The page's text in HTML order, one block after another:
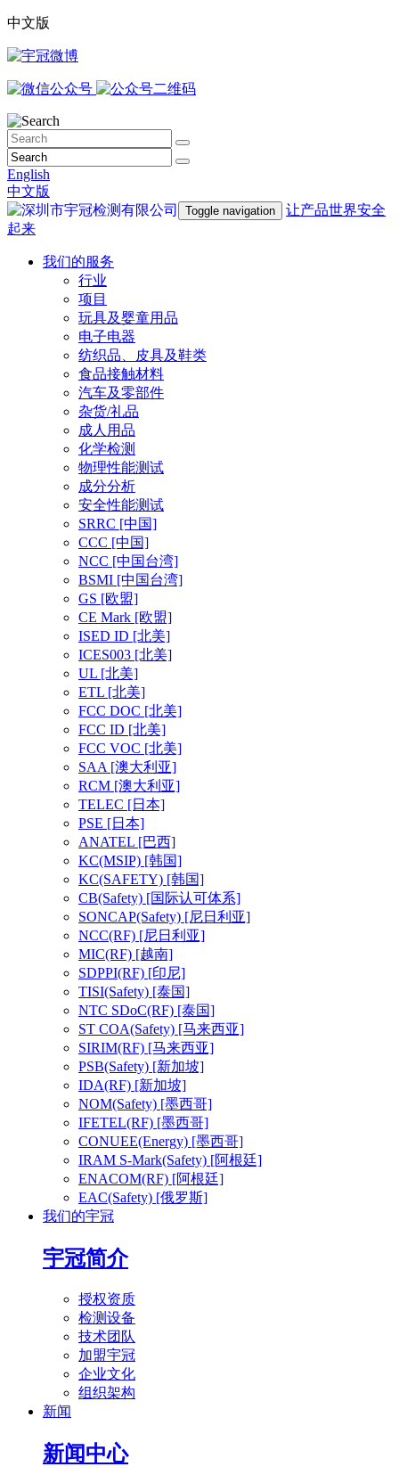
中文版
English
中文版
Toggle navigation
让产品世界安全
起来
我们的服务
行业
项目
玩具及婴童用品
电子电器
纺织品、皮具及鞋类
食品接触材料
汽车及零部件
杂货/礼品
成人用品
化学检测
物理性能测试
成分分析
安全性能测试
SRRC [中国]
CCC [中国]
NCC [中国台湾]
BSMI [中国台湾]
GS [欧盟]
CE Mark [欧盟]
ISED ID [北美]
ICES003 [北美]
UL [北美]
ETL [北美]
FCC DOC [北美]
FCC ID [北美]
FCC VOC [北美]
SAA [澳大利亚]
RCM [澳大利亚]
TELEC [日本]
PSE [日本]
ANATEL [巴西]
KC(MSIP) [韩国]
KC(SAFETY) [韩国]
CB(Safety) [国际认可体系]
SONCAP(Safety) [尼日利亚]
NCC(RF) [尼日利亚]
MIC(RF) [越南]
SDPPI(RF) [印尼]
TISI(Safety) [泰国]
NTC SDoC(RF) [泰国]
ST COA(Safety) [马来西亚]
SIRIM(RF) [马来西亚]
PSB(Safety) [新加坡]
IDA(RF) [新加坡]
NOM(Safety) [墨西哥]
IFETEL(RF) [墨西哥]
CONUEE(Energy) [墨西哥]
IRAM S-Mark(Safety) [阿根廷]
ENACOM(RF) [阿根廷]
EAC(Safety) [俄罗斯]
我们的宇冠
宇冠简介
授权资质
检测设备
技术团队
加盟宇冠
企业文化
组织架构
新闻
新闻中心